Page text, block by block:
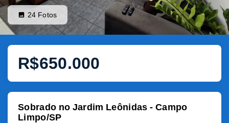
24 Fotos
R$650.000
Sobrado no Jardim Leônidas - Campo
Limpo/SP